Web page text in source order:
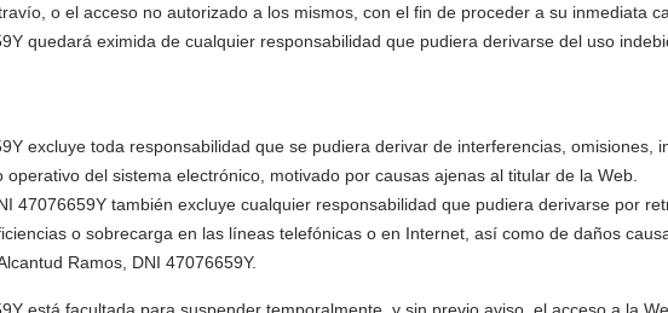
o el acceso no autorizado a los mismos, con el fin de proceder a su inmediata
quedará eximida de cualquier responsabilidad que pudiera derivarse del uso
excluye toda responsabilidad que se pudiera derivar de interferencias,
del sistema electrónico, motivado por causas ajenas al titular de la Web.
47076659Y también excluye cualquier responsabilidad que pudiera derivarse por
o sobrecarga en las líneas telefónicas o en Internet, así como de daños
Ramos, DNI 47076659Y.
está facultada para suspender temporalmente, y sin previo aviso, el acceso a la